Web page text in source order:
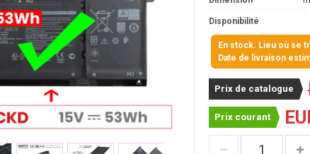
Disponibilité
En stock. Lieu où se
Date de livraison
Prix de catalogue
Prix courant